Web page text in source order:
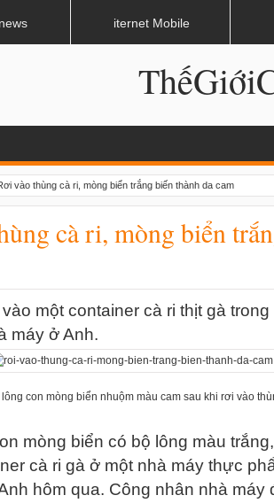
vào thùng cà ri, mòng biển trắng biến thành da cam
cà ri, mòng biển
một container cà ri thịt gà
máy ở Anh.
lông con mòng biển nhuộm màu cam sau khi rơi vào
mòng biển có bộ lông màu
cà ri gà ở một nhà máy thực
hôm qua. Công nhân nhà máy
iternet Mobile